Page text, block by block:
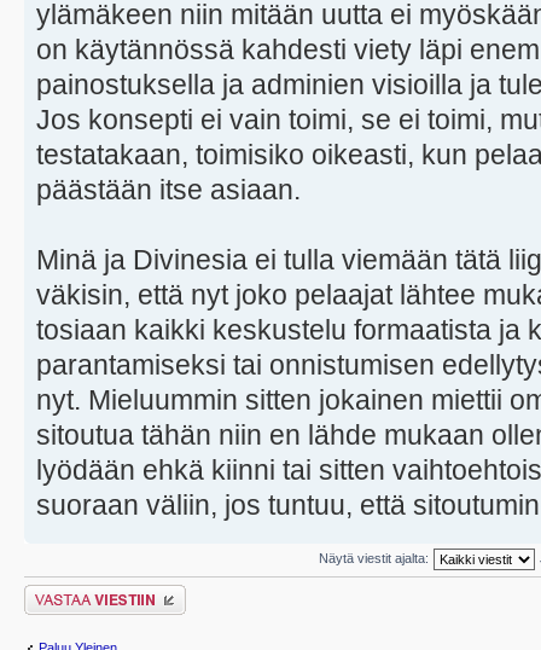
ylämäkeen niin mitään uutta ei
on käytännössä kahdesti viety läpi
painostuksella ja adminien visioilla ja
Jos konsepti ei vain toimi, se ei toimi,
testatakaan, toimisiko oikeasti, kun
päästään itse asiaan.
Minä ja Divinesia ei tulla viemään tätä
väkisin, että nyt joko pelaajat lähtee
tosiaan kaikki keskustelu formaatista ja
parantamiseksi tai onnistumisen
nyt. Mieluummin sitten jokainen miettii
sitoutua tähän niin en lähde mukaan
lyödään ehkä kiinni tai sitten
suoraan väliin, jos tuntuu, että
Näytä viestit ajalta:
Lähetä vastaus